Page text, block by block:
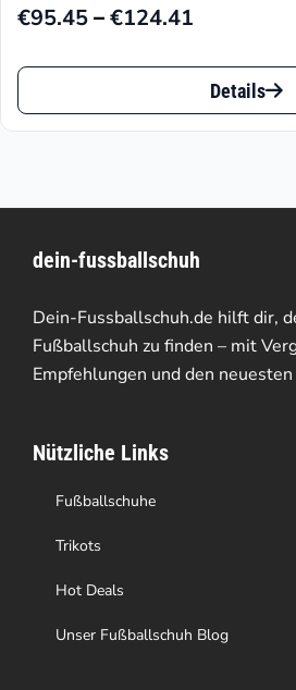
€95.45–€124.41
Preisspanne:
€95.45
€124.41
Dieses
Produkt
auf.
Die
Optionen
können
der
Produktseite
gewählt
werden
Details
dein-fussballschuh
Dein-Fussballschuh.de hilft dir,
Fußballschuh zu finden – mit
Empfehlungen und den
Nützliche Links
Fußballschuhe
Trikots
Hot Deals
Unser Fußballschuh Blog